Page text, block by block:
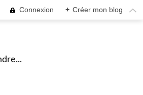
Connexion + Créer mon blog